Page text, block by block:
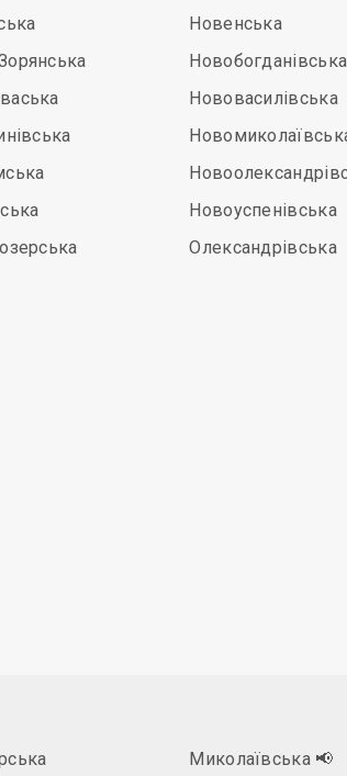
Новенська
Новобогданівська
Нововасилівська
Новоуспенівська
Олександрівська
Миколаївська 📢